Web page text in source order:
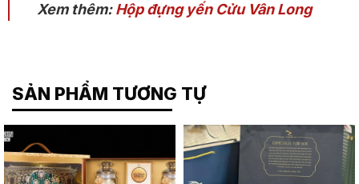
Xem thêm:Hộp đựng yến Cửu Vân Long
SẢN PHẨM TƯƠNG TỰ